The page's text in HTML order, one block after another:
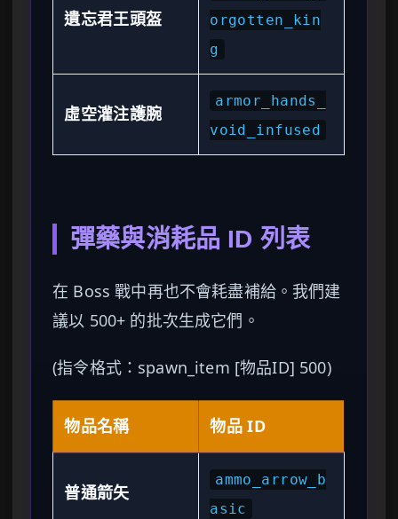
遺忘君王頭盔
orgotten_kin
g
虛空灌注護腕
armor_hands_
void_infused
彈藥與消耗品 ID 列表
在 Boss 戰中再也不會耗盡補給。我們建
議以 500+ 的批次生成它們。
(指令格式：spawn_item [物品ID] 500)
物品名稱 物品 ID
普通箭矢
ammo_arrow_b
asic